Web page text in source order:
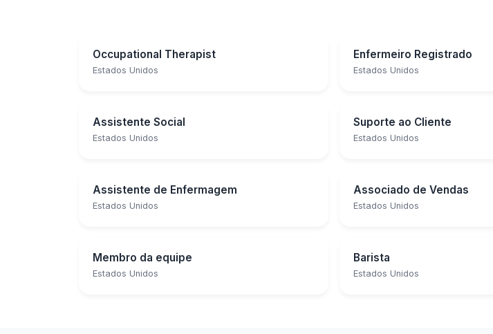
Occupational Therapist
Estados Unidos
Enfermeiro Registrado
Estados Unidos
Assistente Social
Estados Unidos
Suporte ao Cliente
Estados Unidos
Assistente de Enfermagem
Estados Unidos
Associado de Vendas
Estados Unidos
Membro da equipe
Estados Unidos
Barista
Estados Unidos